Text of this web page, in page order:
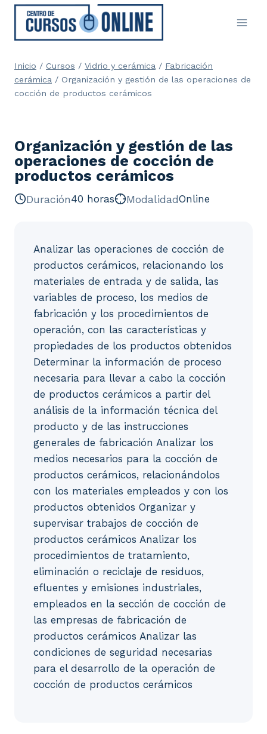
Saltar
contenido
Inicio / Cursos / Vidrio y cerámica / Fabricación
cerámica / Organización y gestión de las operaciones de
cocción de productos cerámicos
Organización y gestión de las
operaciones de cocción de
productos cerámicos
Duración40 horas ModalidadOnline
Analizar las operaciones de cocción de
productos cerámicos, relacionando los
materiales de entrada y de salida, las
variables de proceso, los medios de
fabricación y los procedimientos de
operación, con las características y
propiedades de los productos obtenidos
Determinar la información de proceso
necesaria para llevar a cabo la cocción
de productos cerámicos a partir del
análisis de la información técnica del
producto y de las instrucciones
generales de fabricación Analizar los
medios necesarios para la cocción de
productos cerámicos, relacionándolos
con los materiales empleados y con los
productos obtenidos Organizar y
supervisar trabajos de cocción de
productos cerámicos Analizar los
procedimientos de tratamiento,
eliminación o reciclaje de residuos,
efluentes y emisiones industriales,
empleados en la sección de cocción de
las empresas de fabricación de
productos cerámicos Analizar las
condiciones de seguridad necesarias
para el desarrollo de la operación de
cocción de productos cerámicos